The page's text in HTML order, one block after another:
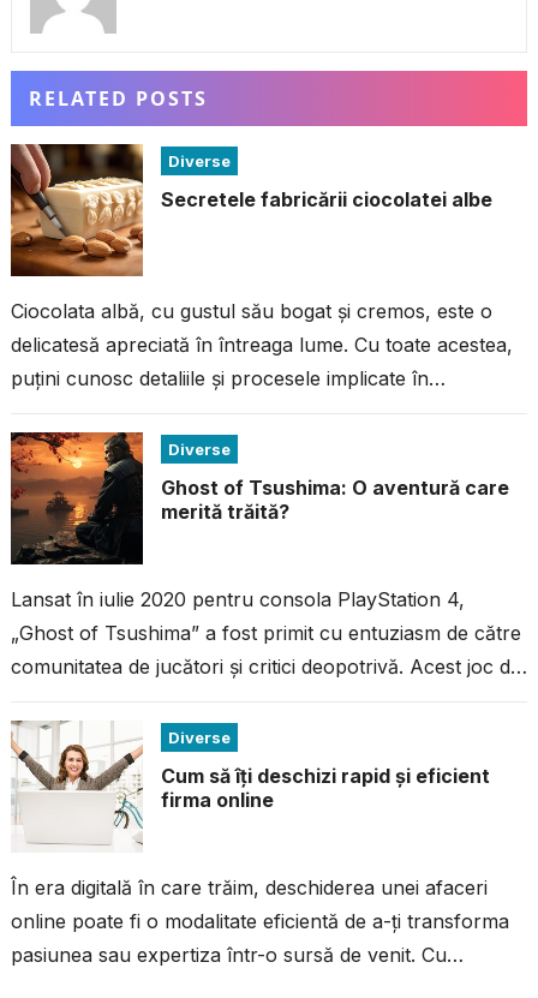
RELATED POSTS
Diverse
Secretele fabricării ciocolatei albe
Ciocolata albă, cu gustul său bogat și cremos, este o
delicatesă apreciată în întreaga lume. Cu toate acestea,
puțini cunosc detaliile și procesele implicate în
Diverse
Ghost of Tsushima: O aventură care
merită trăită?
Lansat în iulie 2020 pentru consola PlayStation 4,
„Ghost of Tsushima” a fost primit cu entuziasm de către
comunitatea de jucători și critici deopotrivă. Acest joc de
Diverse
Cum să îți deschizi rapid și eficient
firma online
În era digitală în care trăim, deschiderea unei afaceri
online poate fi o modalitate eficientă de a-ți transforma
pasiunea sau expertiza într-o sursă de venit. Cu